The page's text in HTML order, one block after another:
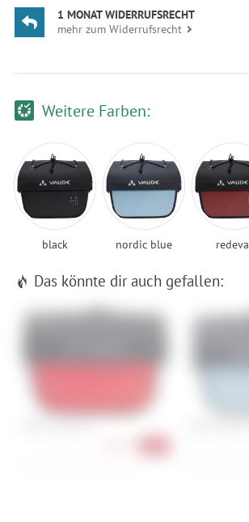
1 MONAT WIDERRUFSRECHT
mehr zum Widerrufsrecht
Weitere Farben:
black nordic blue redeva
Das könnte dir auch gefallen:
Vaude Aqua Box